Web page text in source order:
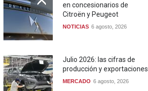
en concesionarios de
Citroën y Peugeot
NOTICIAS 6 agosto, 2026
Julio 2026: las cifras de
producción y exportaciones
MERCADO 6 agosto, 2026